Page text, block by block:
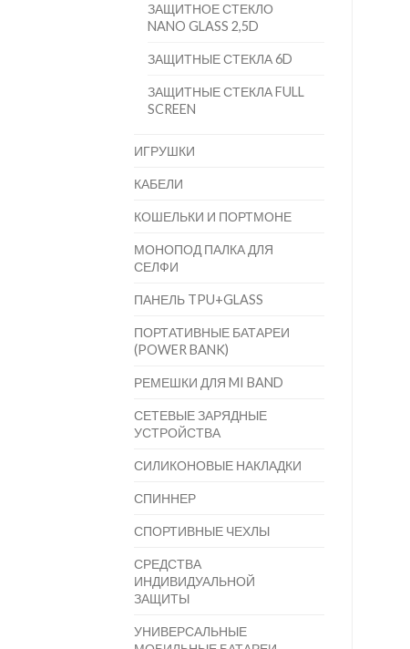
ЗАЩИТНОЕ СТЕКЛО
NANO GLASS 2,5D
ЗАЩИТНЫЕ СТЕКЛА 6D
ЗАЩИТНЫЕ СТЕКЛА FULL
SCREEN
ИГРУШКИ
КАБЕЛИ
КОШЕЛЬКИ И ПОРТМОНЕ
МОНОПОД ПАЛКА ДЛЯ
СЕЛФИ
ПАНЕЛЬ TPU+GLASS
ПОРТАТИВНЫЕ БАТАРЕИ
(POWER BANK)
РЕМЕШКИ ДЛЯ MI BAND
СЕТЕВЫЕ ЗАРЯДНЫЕ
УСТРОЙСТВА
СИЛИКОНОВЫЕ НАКЛАДКИ
СПИННЕР
СПОРТИВНЫЕ ЧЕХЛЫ
СРЕДСТВА
ИНДИВИДУАЛЬНОЙ
ЗАЩИТЫ
УНИВЕРСАЛЬНЫЕ